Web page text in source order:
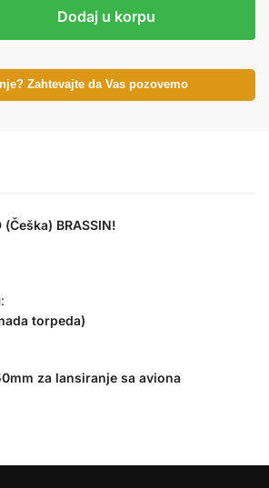
Dodaj u korpu
Zahtevajte da Vas pozovemo
(Češka) BRASSIN!
torpeda)
za lansiranje sa aviona